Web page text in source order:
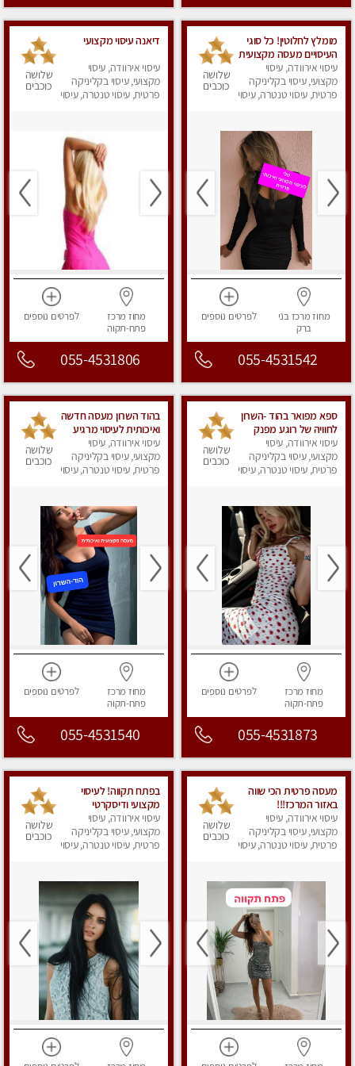
מומלץ לחלוטין! כל סוגי
העיסויים מעסה מקצועית
ואיכותית פרטי!!!
עיסוי אירוודה, עיסוי
מקצועי, עיסוי בקליניקה
פרטית, עיסוי טנטרה, עיסוי
שלושה
כוכבים
מחוז מרכז בני
ברק
לפרטים נוספים
055-4531542
דיאנה עיסוי מקצועי
עיסוי אירוודה, עיסוי
מקצועי, עיסוי בקליניקה
פרטית, עיסוי טנטרה, עיסוי
שלושה
כוכבים
מחוז מרכז
פתח-תקוה
לפרטים נוספים
055-4531806
ספא מפואר בהוד -השרון
לחוויה של רוגע מפנק
מומלץ מאוד מאוד ללא
מין !!
עיסוי אירוודה, עיסוי
מקצועי, עיסוי בקליניקה
פרטית, עיסוי טנטרה, עיסוי
שלושה
כוכבים
מחוז מרכז
פתח-תקוה
לפרטים נוספים
055-4531873
בהוד השרון מעסה חדשה
ואיכותית לעיסוי מרגיע
ומפנק VIP-מומלץ
לחלוטין! פרטי! ​​​​​​ Highly
recommended
עיסוי אירוודה, עיסוי
מקצועי, עיסוי בקליניקה
פרטית, עיסוי טנטרה, עיסוי
שלושה
כוכבים
מחוז מרכז
פתח-תקוה
לפרטים נוספים
055-4531540
מעסה פרטית הכי שווה
באזור המרכז!!!
עיסוי אירוודה, עיסוי
מקצועי, עיסוי בקליניקה
פרטית, עיסוי טנטרה, עיסוי
שלושה
כוכבים
‏בפתח תקווה! ‏‏לעיסוי
מקצועי ודיסקרטי
‏מכבדים כרטיסי אשראי !!
ללא מין 03-728-36-36
עיסוי אירוודה, עיסוי
מקצועי, עיסוי בקליניקה
פרטית, עיסוי טנטרה, עיסוי
שלושה
כוכבים